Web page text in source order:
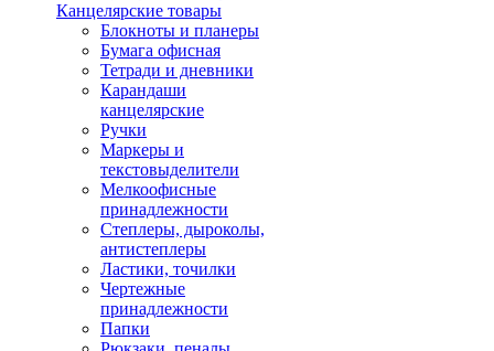
Канцелярские товары
Блокноты и планеры
Бумага офисная
Тетради и дневники
Карандаши
канцелярские
Ручки
Маркеры и
текстовыделители
Мелкоофисные
принадлежности
Степлеры, дыроколы,
антистеплеры
Ластики, точилки
Чертежные
принадлежности
Папки